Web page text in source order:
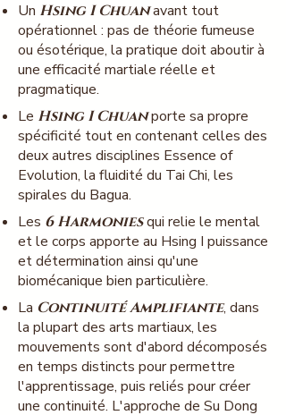
Un Hsing I Chuanavant tout
opérationnel : pas de théorie fumeuse
ou ésotérique, la pratique doit aboutir à
une efficacité martiale réelle et
pragmatique.
Le Hsing I Chuanporte sa propre
spécificité tout en contenant celles des
deux autres disciplines Essence of
Evolution, la fluidité du Tai Chi, les
spirales du Bagua.
Les 6 Harmoniesqui relie le mental
et le corps apporte au Hsing I puissance
et détermination ainsi qu'une
biomécanique bien particulière.
La Continuité Amplifiante, dans
la plupart des arts martiaux, les
mouvements sont d'abord décomposés
en temps distincts pour permettre
l'apprentissage, puis reliés pour créer
une continuité. L'approche de Su Dong